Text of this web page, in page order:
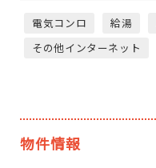
電気コンロ 給湯
その他インターネット
物件情報